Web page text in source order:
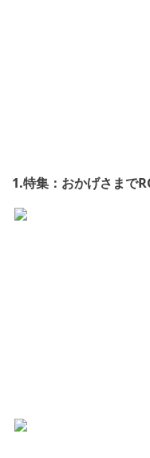
1.特集：おかげさまで